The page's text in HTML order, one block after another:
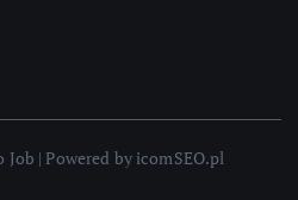
| Powered by icomSEO.pl